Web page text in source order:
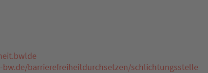
barrierefreiheitdurchsetzen/schlichtungsstelle